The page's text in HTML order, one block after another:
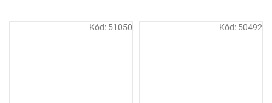
Kód: 51050 Kód: 50492